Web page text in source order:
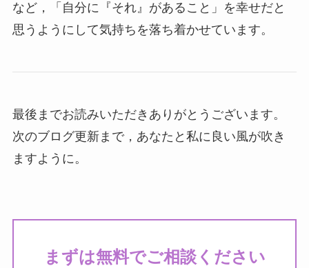
など，「自分に『それ』があること」を幸せだと
思うようにして気持ちを落ち着かせています。
最後までお読みいただきありがとうございます。
次のブログ更新まで，あなたと私に良い風が吹き
ますように。
まずは無料でご相談ください